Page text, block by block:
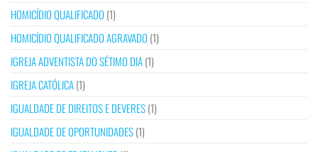
HOMICÍDIO QUALIFICADO (1)
HOMICÍDIO QUALIFICADO AGRAVADO (1)
IGREJA ADVENTISTA DO SÉTIMO DIA(1)
IGREJA CATÓLICA(1)
IGUALDADE DE DIREITOS E DEVERES(1)
IGUALDADE DE OPORTUNIDADES(1)